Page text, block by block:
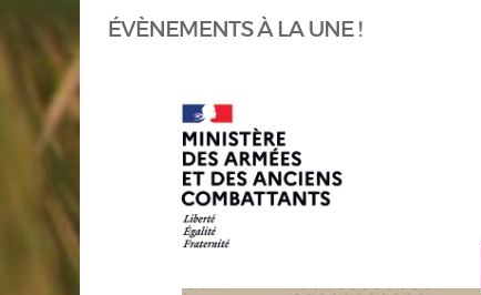
ÉVÈNEMENTS À LA UNE !